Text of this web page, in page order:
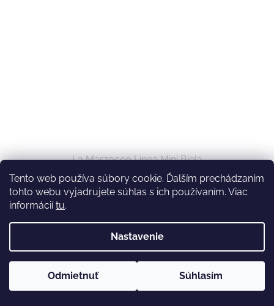
Tento web používa súbory cookie. Ďalším prechádzaním
tohto webu vyjadrujete súhlas s ich používaním. Viac
informáciítu.
Nastavenie
Odmietnuť Súhlasím
La Marzocco Linea Mini Biela
Predobjednávka